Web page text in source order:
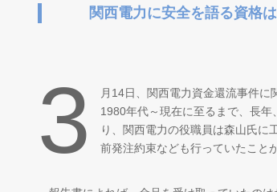
関西電力に安全を語る資格
3
月14日、関西電力資金還流事件
1980年代～現在に至るまで、長
り、関西電力の役職員は森山氏に
前発注約束なども行っていたこと